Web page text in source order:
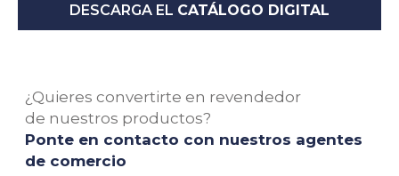
DESCARGA EL CATÁLOGO DIGITAL
¿Quieres convertirte en revendedor
de nuestros productos?
Ponte en contacto con nuestros agentes
de comercio